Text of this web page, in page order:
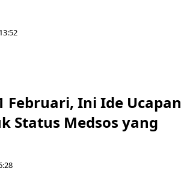
Februari, Ini Ide Ucapan
Status Medsos yang